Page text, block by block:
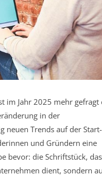
im Jahr 2025 mehr gefragt
in der
neuen Trends auf der
und Gründern eine
bevor: die Schriftstück,
dient, sondern